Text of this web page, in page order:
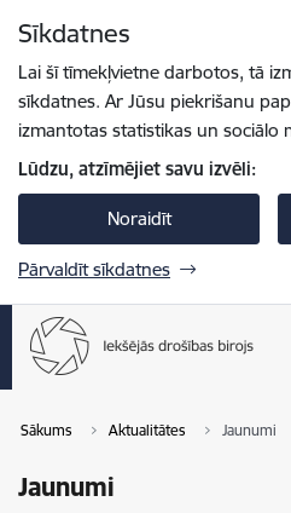
Sīkdatnes
Lai šī tīmekļvietne darbotos, tā
sīkdatnes. Ar Jūsu piekrišanu
izmantotas statistikas un sociālo
Lūdzu, atzīmējiet savu izvēli:
Noraidīt
Pārvaldīt sīkdatnes
Sākums Aktualitātes Jaunumi
Jaunumi